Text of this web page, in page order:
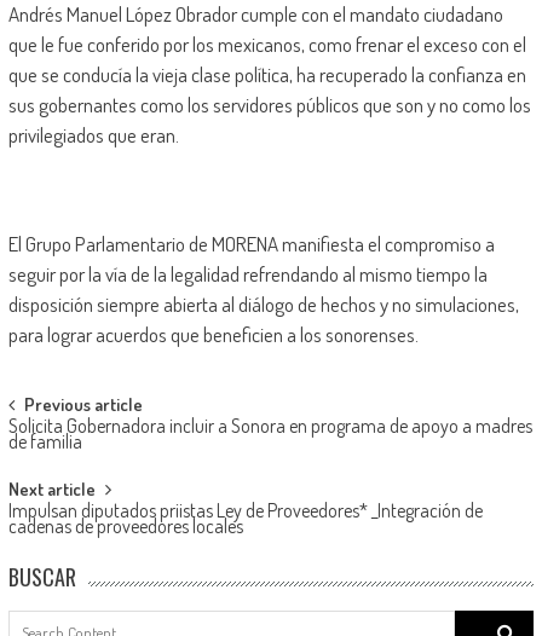
Andrés Manuel López Obrador cumple con el mandato ciudadano
que le fue conferido por los mexicanos, como frenar el exceso con el
que se conducía la vieja clase política, ha recuperado la confianza en
sus gobernantes como los servidores públicos que son y no como los
privilegiados que eran.
El Grupo Parlamentario de MORENA manifiesta el compromiso a
seguir por la vía de la legalidad refrendando al mismo tiempo la
disposición siempre abierta al diálogo de hechos y no simulaciones,
para lograr acuerdos que beneficien a los sonorenses.
Post
navigation
Previous article
Solicita Gobernadora incluir a Sonora en programa de apoyo a madres
de familia
Next article
Impulsan diputados priistas Ley de Proveedores* _Integración de
cadenas de proveedores locales
BUSCAR
Search